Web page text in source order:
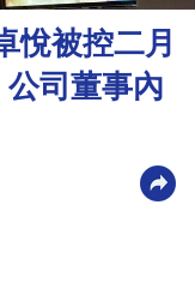
悅被控二月
司董事內